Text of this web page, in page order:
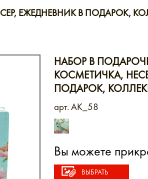
ЕЖЕДНЕВНИК В ПОДАРОК,
НАБОР В
КОСМЕТИЧКА,
ПОДАРОК,
арт. AK_58
Вы можете
ВЫБРАТЬ